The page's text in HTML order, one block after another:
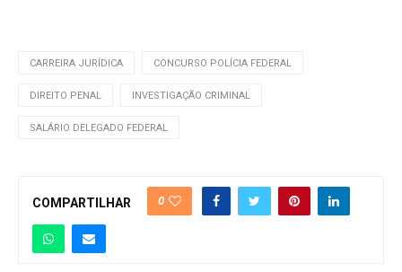
CARREIRA JURÍDICA CONCURSO POLÍCIA FEDERAL
DIREITO PENAL INVESTIGAÇÃO CRIMINAL
SALÁRIO DELEGADO FEDERAL
COMPARTILHAR 0